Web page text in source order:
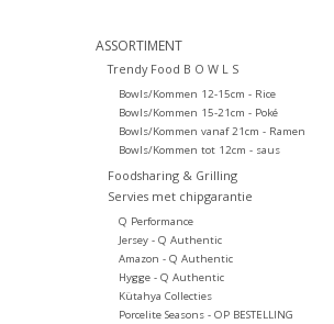
ASSORTIMENT
Trendy Food B O W L S
Bowls/Kommen 12-15cm - Rice
Bowls/Kommen 15-21cm - Poké
Bowls/Kommen vanaf 21cm - Ramen
Bowls/Kommen tot 12cm - saus
Foodsharing & Grilling
Servies met chipgarantie
Q Performance
Jersey - Q Authentic
Amazon - Q Authentic
Hygge - Q Authentic
Kütahya Collecties
Porcelite Seasons - OP BESTELLING